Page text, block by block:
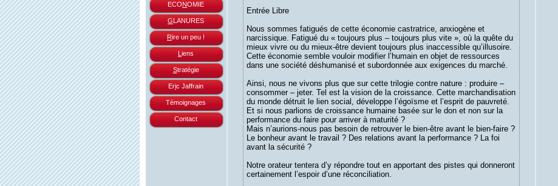
ECONOMIE
GLANURES
Rire un peu !
L iens
Stratégie
Eric Jaffrain
Témoignages
Contact
Entrée Libre
Nous sommes fatigués de cette économie castratrice, anxiogène et
narcissique. Fatigué du « toujours plus – toujours plus vite », où la quête du
mieux vivre ou du mieux-être devient toujours plus inaccessible qu’illusoire.
Cette économie semble vouloir modifier l’humain en objet de ressources
dans une société déshumanisé et subordonnée aux exigences du marché.
Ainsi, nous ne vivons plus que sur cette trilogie contre nature : produire –
consommer – jeter. Tel est la vision de la croissance. Cette marchandisation
du monde détruit le lien social, développe l’égoïsme et l’esprit de pauvreté.
Et si nous parlions de croissance humaine basée sur le don et non sur la
performance du faire pour arriver à maturité ?
Mais n’aurions-nous pas besoin de retrouver le bien-être avant le bien-faire ?
Le bonheur avant le travail ? Des relations avant la performance ? La foi
avant la sécurité ?
Notre orateur tentera d’y répondre tout en apportant des pistes qui donneront
certainement l’espoir d’une réconciliation.